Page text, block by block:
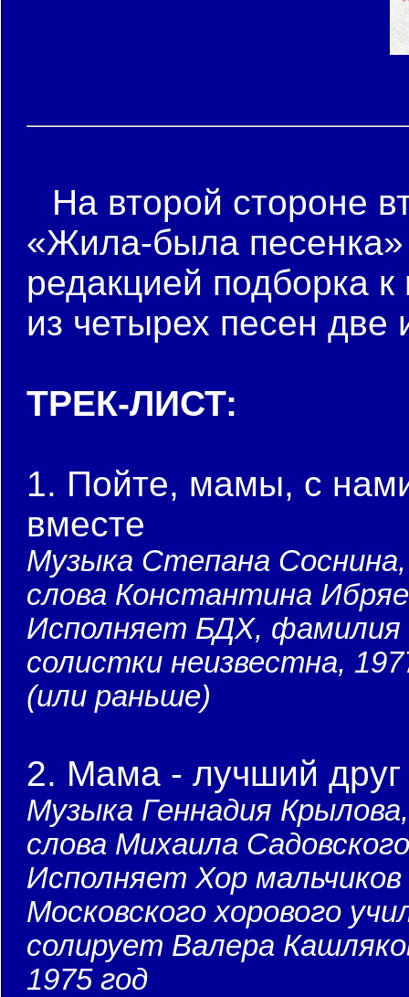
На второй стороне
«Жила-была песенка»
редакцией подборка
из четырех песен
ТРЕК-ЛИСТ:
1. Пойте, мамы, с
вместе
Музыка Степана Соснина,
слова Константина
Исполняет БДХ, фамилия
солистки неизвестна,
(или раньше)
2. Мама - лучший друг
Музыка Геннадия Крылова,
слова Михаила Садовского
Исполняет Хор мальчиков
Московского хорового
солирует Валера
1975 год